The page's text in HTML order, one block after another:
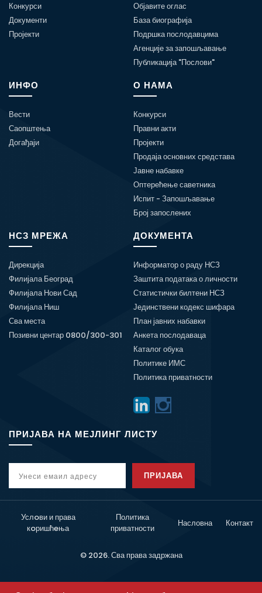
Конкурси
Документи
Пројекти
Објавите оглас
База биографија
Подршка послодавцима
Агенције за запошљавање
Публикација "Послови"
ИНФО
Вести
Саопштења
Догађаји
О НАМА
Конкурси
Правни акти
Пројекти
Продаја основних средстава
Јавне набавке
Оптерећење саветника
Испит - Запошљавање
Број запослених
НСЗ МРЕЖА
Дирекција
Филијала Београд
Филијала Нови Сад
Филијала Ниш
Сва места
Позивни центар 0800/300-301
ДОКУМЕНТА
Информатор о раду НСЗ
Заштита података о личности
Статистички билтени НСЗ
Јединствени кодекс шифара
План јавних набавки
Анкета послодаваца
Каталог обука
Политике ИМС
Политика приватности
ПРИЈАВА НА МЕЈЛИНГ ЛИСТУ
ПРИЈАВА
Услoви и права
кoришћeња
Политика
приватности
Насловна Контакт
© 2026. Сва права задржана